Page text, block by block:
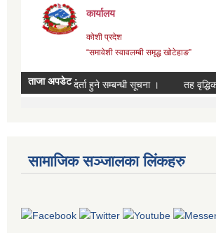
सामाजिक सञ्जालका लिंकहरु